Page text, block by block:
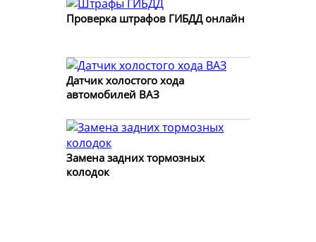
Проверка штрафов ГИБДД онлайн
Датчик холостого хода
автомобилей ВАЗ
Замена задних тормозных
колодок